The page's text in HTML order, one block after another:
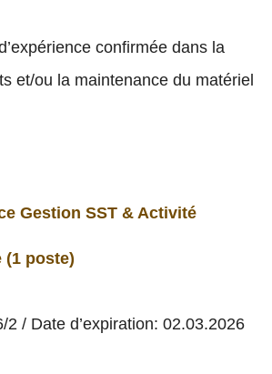
confirmée dans la
et/ou la maintenance du matériel
Gestion SST & Activité
(1 poste)
2 / Date d’expiration: 02.03.2026